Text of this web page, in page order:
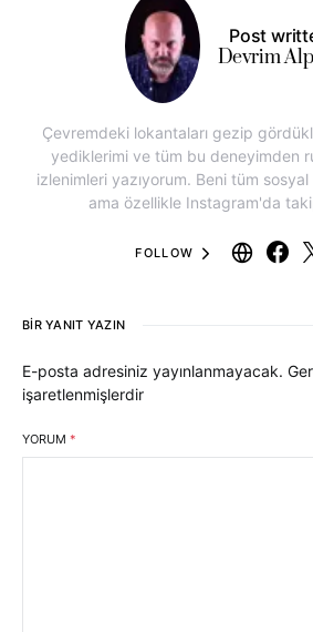
Post
Devrim
Çevremdeki lokantaları gezip
yediklerimi ve tüm bu deneyimden
izlenimleri yazıyorum. Beni tüm
ama özellikle Instagram'da
FOLLOW
BIR YANIT YAZIN
E-posta adresiniz yayınlanmayacak.
işaretlenmişlerdir
YORUM *